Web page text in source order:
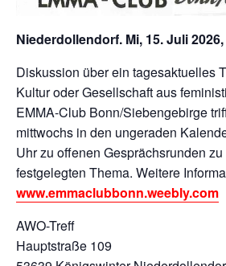
Niederdollendorf. Mi, 15. Juli
Diskussion über ein tagesaktuelles
Kultur oder Gesellschaft aus
EMMA-Club Bonn/Siebengebirge
mittwochs in den ungeraden
Uhr zu offenen Gesprächsrunden
festgelegten Thema. Weitere
www.emmaclubbonn.weebly.com
AWO-Treff
Hauptstraße 109